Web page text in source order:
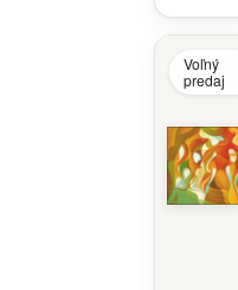
Voľný
predaj